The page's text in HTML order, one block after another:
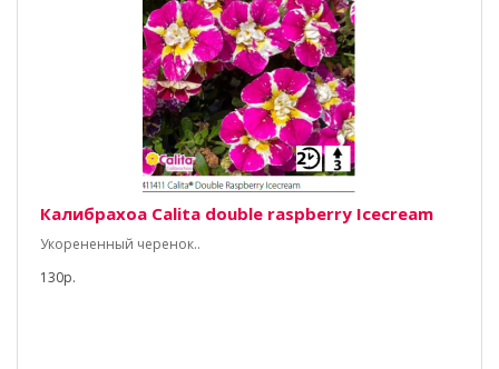
Калибрахоа Calita double raspberry Icecream
Укорененный черенок..
130р.